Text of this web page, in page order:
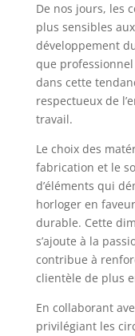
De nos jours, les
plus sensibles
développement
que
dans cette
respectueux de
travail.
Le choix des
fabrication et le
d’éléments qui
horloger en
durable. Cette
s’ajoute à la
contribue à
clientèle de plus
En collaborant
privilégiant les